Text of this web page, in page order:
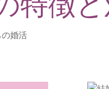
婚活